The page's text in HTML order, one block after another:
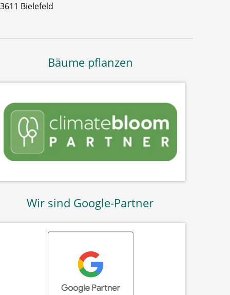
Bielefeld
Bäume pflanzen
Wir sind Google-Partner